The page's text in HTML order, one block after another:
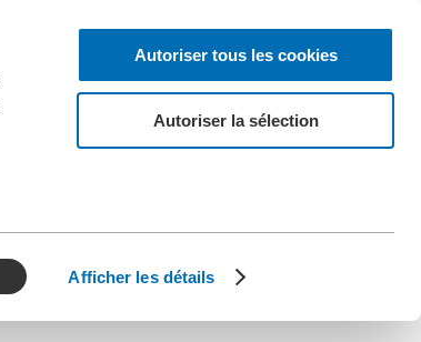
Afficher les détails
Autoriser tous les cookies
Autoriser la sélection